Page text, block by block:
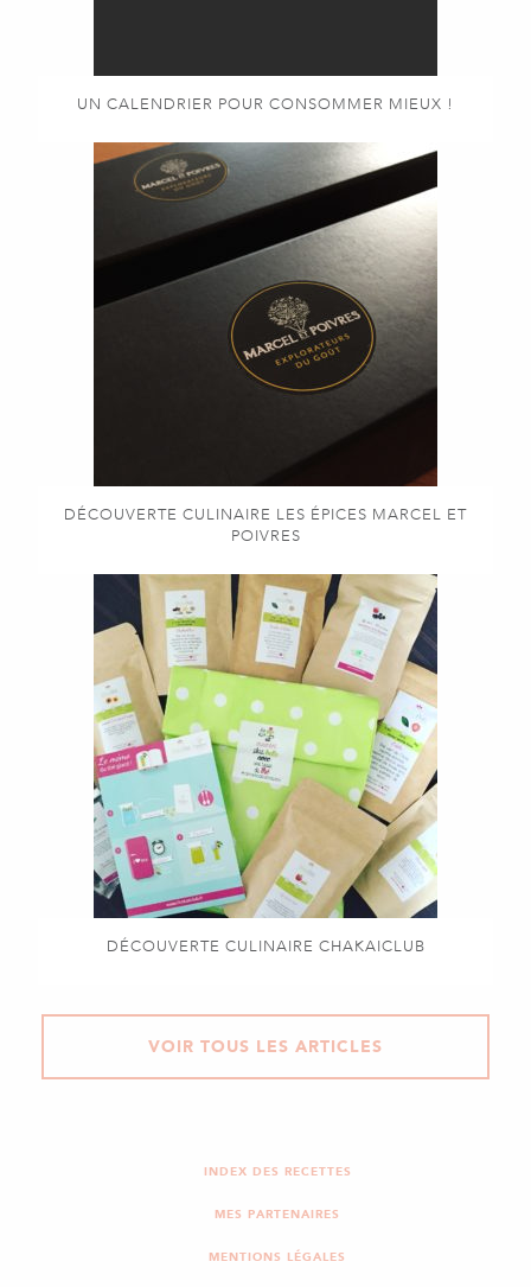
UN CALENDRIER POUR CONSOMMER MIEUX !
DÉCOUVERTE CULINAIRE LES ÉPICES MARCEL ET
POIVRES
DÉCOUVERTE CULINAIRE CHAKAICLUB
VOIR TOUS LES ARTICLES
INDEX DES RECETTES
MES PARTENAIRES
MENTIONS LÉGALES